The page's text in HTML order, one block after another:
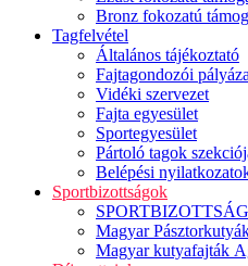
Bronz fokozatú
Tagfelvétel
Általános tájékoztató
Fajtagondozói
Vidéki szervezet
Fajta egyesület
Sportegyesület
Pártoló tagok
Belépési
Sportbizottságok
SPORTBIZOTTSÁG
Magyar
Magyar kutyafajták